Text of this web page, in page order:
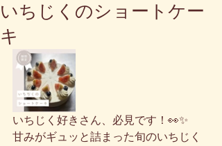
いちじくのショートケー
キ
いちじく好きさん、必見です！👀✨
甘みがギュッと詰まった旬のいちじく